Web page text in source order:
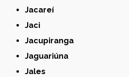
Jacareí
Jaci
Jacupiranga
Jaguariúna
Jales